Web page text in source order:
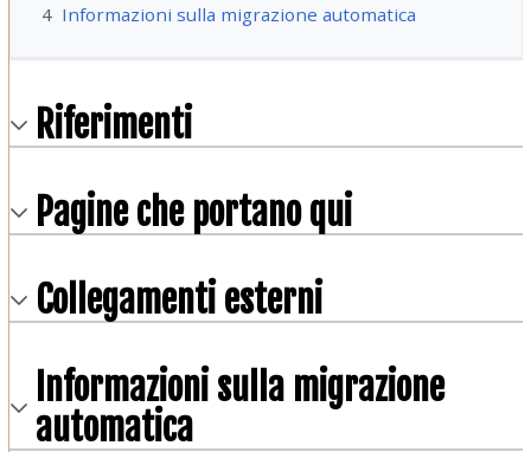
4 Informazioni sulla migrazione automatica
Riferimenti
Pagine che portano qui
Collegamenti esterni
Informazioni sulla migrazione
automatica